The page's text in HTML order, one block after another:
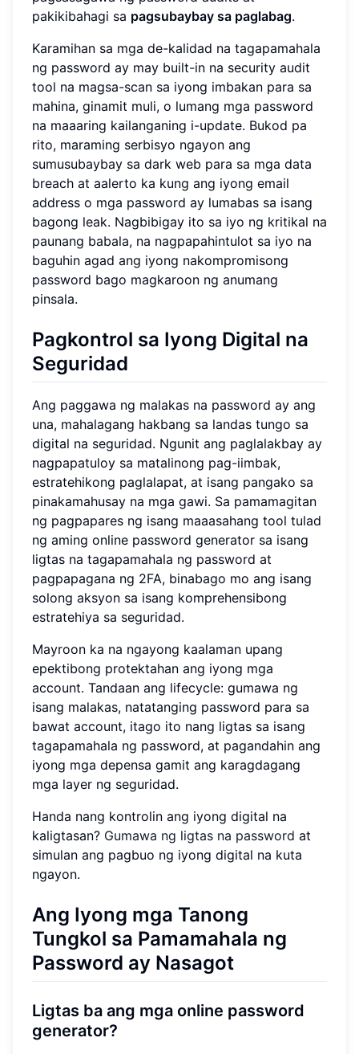
pakikibahagi sa pagsubaybay sa paglabag.
Karamihan sa mga de-kalidad na tagapamahala
ng password ay may built-in na security audit
tool na magsa-scan sa iyong imbakan para sa
mahina, ginamit muli, o lumang mga password
na maaaring kailanganing i-update. Bukod pa
rito, maraming serbisyo ngayon ang
sumusubaybay sa dark web para sa mga data
breach at aalerto ka kung ang iyong email
address o mga password ay lumabas sa isang
bagong leak. Nagbibigay ito sa iyo ng kritikal na
paunang babala, na nagpapahintulot sa iyo na
baguhin agad ang iyong nakompromisong
password bago magkaroon ng anumang
pinsala.
Pagkontrol sa Iyong Digital na
Seguridad
Ang paggawa ng malakas na password ay ang
una, mahalagang hakbang sa landas tungo sa
digital na seguridad. Ngunit ang paglalakbay ay
nagpapatuloy sa matalinong pag-iimbak,
estratehikong paglalapat, at isang pangako sa
pinakamahusay na mga gawi. Sa pamamagitan
ng pagpapares ng isang maaasahang tool tulad
ng aming online password generator sa isang
ligtas na tagapamahala ng password at
pagpapagana ng 2FA, binabago mo ang isang
solong aksyon sa isang komprehensibong
estratehiya sa seguridad.
Mayroon ka na ngayong kaalaman upang
epektibong protektahan ang iyong mga
account. Tandaan ang lifecycle: gumawa ng
isang malakas, natatanging password para sa
bawat account, itago ito nang ligtas sa isang
tagapamahala ng password, at pagandahin ang
iyong mga depensa gamit ang karagdagang
mga layer ng seguridad.
Handa nang kontrolin ang iyong digital na
kaligtasan? Gumawa ng ligtas na password at
simulan ang pagbuo ng iyong digital na kuta
ngayon.
Ang Iyong mga Tanong
Tungkol sa Pamamahala ng
Password ay Nasagot
Ligtas ba ang mga online password
generator?